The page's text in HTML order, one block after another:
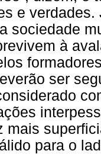
e
sociedade
à
ser
mais
para o